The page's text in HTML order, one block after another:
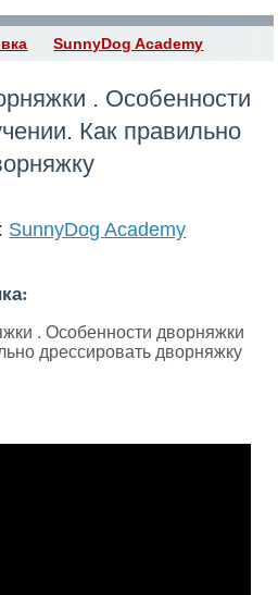
SunnyDog Academy
. Особенности
Как правильно
SunnyDog Academy